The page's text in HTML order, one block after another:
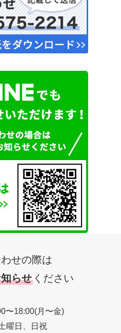
せの際は
らせ ください
〜18:00(月〜金)
曜日、日祝